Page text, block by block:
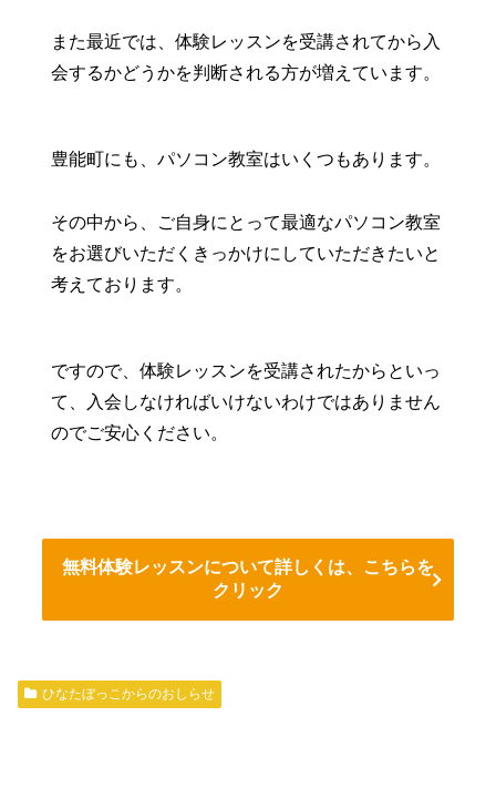
また最近では、体験レッスンを受講されてから入
会するかどうかを判断される方が増えています。
豊能町にも、パソコン教室はいくつもあります。
その中から、ご自身にとって最適なパソコン教室
をお選びいただくきっかけにしていただきたいと
考えております。
ですので、体験レッスンを受講されたからといっ
て、入会しなければいけないわけではありません
のでご安心ください。
無料体験レッスンについて詳しくは、こちらを
クリック
ひなたぼっこからのおしらせ